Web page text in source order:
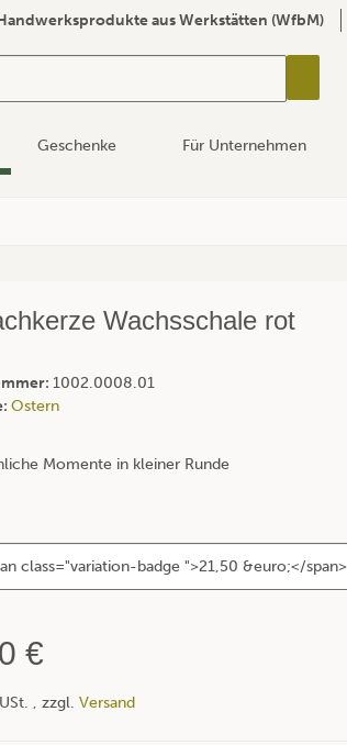
aus Werkstätten (WfbM)
Geschenke Für Unternehmen
Wachsschale rot
1002.0008.01
Ostern
Momente in kleiner Runde
€
, zzgl. Versand